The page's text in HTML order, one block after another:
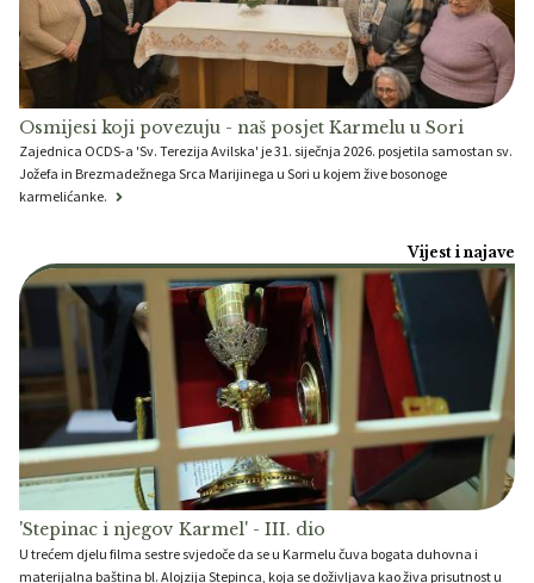
Osmijesi koji povezuju - naš posjet Karmelu u Sori
Zajednica OCDS-a 'Sv. Terezija Avilska' je 31. siječnja 2026. posjetila samostan sv.
Jožefa in Brezmadežnega Srca Marijinega u Sori u kojem žive bosonoge
karmelićanke.
Vijest i najave
'Stepinac i njegov Karmel' - III. dio
U trećem djelu filma sestre svjedoče da se u Karmelu čuva bogata duhovna i
materijalna baština bl. Alojzija Stepinca, koja se doživljava kao živa prisutnost u